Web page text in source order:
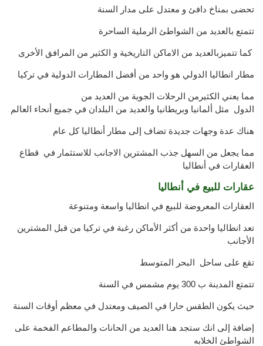
تحضى بمناخ دافئ و معتدل على مدار السنة
تتمتع بالعديد من الشواطئ الرملية الساحرة
كما تتميزبالعديد من الاماكن التاريخية و الكثير من المرافق الأخرى
مطار انطاليا الدولي هو واحد من أفضل المطارات الدولية في تركيا
مما يعني الكثيرمن الرحلات الجوية من العديد من
الدول مثل ألمانيا وبريطانيا والعديد من البلدان في جميع أنحاء العالم
هناك عدة وجهات جديدة تضاف إلى مطار أنطاليا كل عام
مما يجعل من السهل جذب المشترين الاجانب للاستثمار في قطاع
العقارات في أنطاليا
عقارات للبيع في أنطاليا
العقارات المعروضة للبيع في انطاليا واسعة ومتنوعة
تعد انطاليا واحدة من أكثر الأماكن رغبة في تركيا من قبل المشترين
الأجانب
تقع على ساحل البحر المتوسط
تتمتع المدينة ب 300 يوم مشمس في السنة
حيث يكون الطقس حارا في الصيف ومعتدل في معظم أوقات السنة
إضافة إلى انك ستجد هنا العديد من الحانات والمطاعم الفخمة على
الشواطئ الخلابه